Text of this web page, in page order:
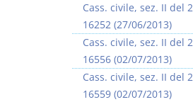
Cass. civile, sez. II del
16252 (27/06/2013)
Cass. civile, sez. II del
16556 (02/07/2013)
Cass. civile, sez. II del
16559 (02/07/2013)